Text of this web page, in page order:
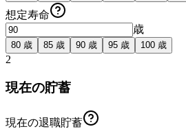
想定寿命
歳
80 歳 85 歳 90 歳 95 歳 100 歳
2
現在の貯蓄
現在の退職貯蓄